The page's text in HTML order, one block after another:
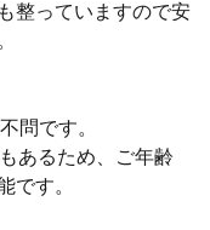
整っていますので安
問です。
あるため、ご年齢
です。